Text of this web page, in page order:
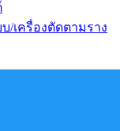
/เครื่องตัดตามราง